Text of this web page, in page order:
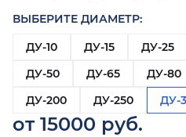
ВЫБЕРИТЕ ДИАМЕТР:
ДУ-10
ДУ-15 ДУ-25
ДУ-50
ДУ-65 ДУ-80
ДУ-200
ДУ-250 ДУ-
от 15000 руб.